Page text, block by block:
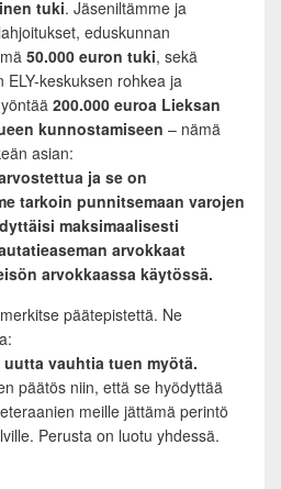
tuki. Jäseniltämme ja
eduskunnan
50.000 euron tuki, sekä
keskuksen rohkea ja
200.000 euroa Lieksan
kunnostamiseen – nämä
asian:
ja se on
tarkoin punnitsemaan varojen
maksimaalisesti
arvokkaat
arvokkaassa käytössä.
päätepistettä. Ne
vauhtia tuen myötä.
päätös niin, että se hyödyttää
meille jättämä perintö
Perusta on luotu yhdessä.